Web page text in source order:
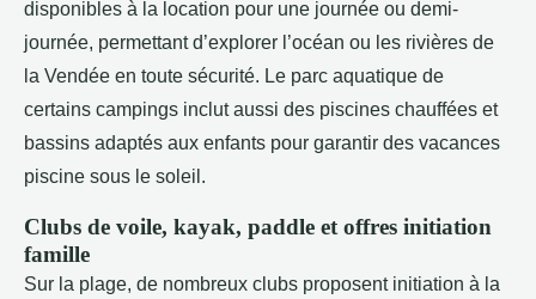
disponibles à la location pour une journée ou demi-
journée, permettant d’explorer l’océan ou les rivières de
la Vendée en toute sécurité. Le parc aquatique de
certains campings inclut aussi des piscines chauffées et
bassins adaptés aux enfants pour garantir des vacances
piscine sous le soleil.
Clubs de voile, kayak, paddle et offres initiation
famille
Sur la plage, de nombreux clubs proposent initiation à la